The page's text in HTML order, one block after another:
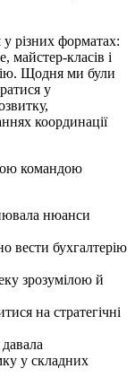
у різних форматах:
майстер-класів і
Щодня ми були
у
координації
командою
нюанси
вести бухгалтерію
зрозумілою й
на стратегічні
у складних